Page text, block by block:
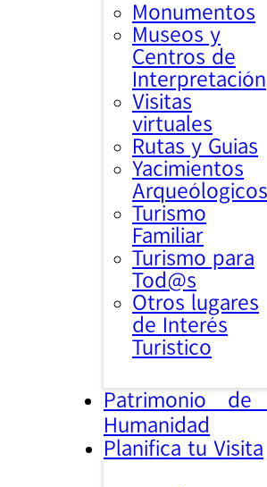
Monumentos
Museos y
Centros de
Interpretación
Visitas
virtuales
Rutas y Guias
Yacimientos
Arqueólogicos
Turismo
Familiar
Turismo para
Tod@s
Otros lugares
de Interés
Turistico
Patrimonio de
Humanidad
Planifica tu Visita